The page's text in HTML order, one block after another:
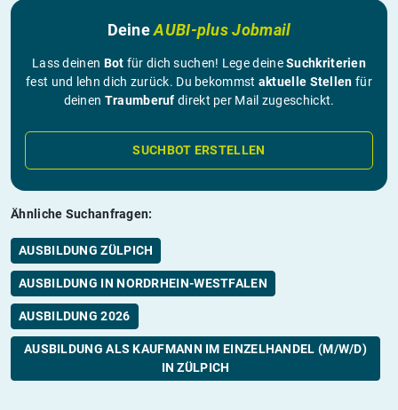
DeineAUBI-plus Jobmail
Lass deinen Bot für dich suchen! Lege deineSuchkriterien
fest und lehn dich zurück. Du bekommst aktuelle Stellen für
deinen Traumberuf direkt per Mail zugeschickt.
SUCHBOT ERSTELLEN
Ähnliche Suchanfragen:
AUSBILDUNG ZÜLPICH
AUSBILDUNG IN NORDRHEIN-WESTFALEN
AUSBILDUNG 2026
AUSBILDUNG ALS KAUFMANN IM EINZELHANDEL (M/W/D)
IN ZÜLPICH